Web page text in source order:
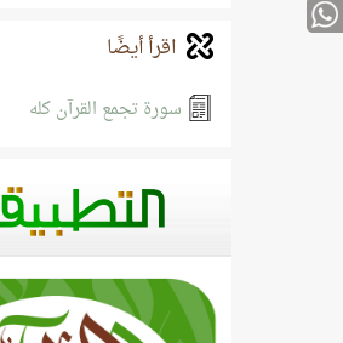
اقرأ أيضًا
سورة تجمع القرآن كله